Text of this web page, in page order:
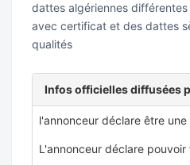
dattes algériennes
avec certificat et des dattes
qualités
Infos officielles diffusées
l'annonceur déclare être
L'annonceur déclare